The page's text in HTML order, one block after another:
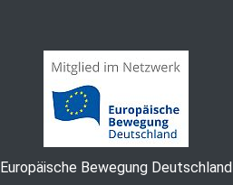
Europäische Bewegung Deutschland